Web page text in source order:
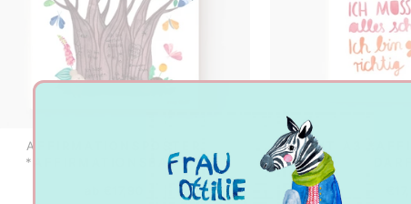
AFFIRMATIONSPOSTER
*AFFIRMATIONSBAUM*
PRINT A3